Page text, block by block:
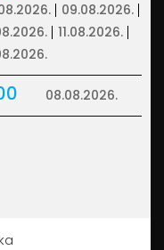
09.08.2026.
11.08.2026.
08.08.2026.